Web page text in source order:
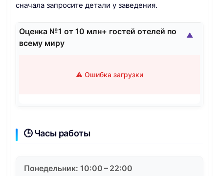
сначала запросите детали у заведения.
Оценка №1 от 10 млн+ гостей отелей по
всему миру
⚠️ Ошибка загрузки
▲
🕒 Часы работы
Понедельник: 10:00 – 22:00